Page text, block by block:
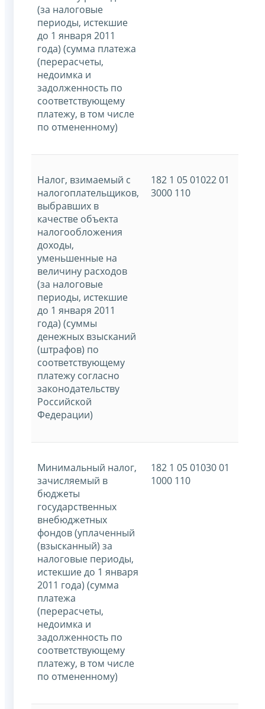
(за налоговые
периоды, истекшие
до 1 января 2011
года) (сумма платежа
(перерасчеты,
недоимка и
задолженность по
соответствующему
платежу, в том числе
по отмененному)
Налог, взимаемый с
налогоплательщиков,
выбравших в
качестве объекта
налогообложения
доходы,
уменьшенные на
величину расходов
(за налоговые
периоды, истекшие
до 1 января 2011
года) (суммы
денежных взысканий
(штрафов) по
соответствующему
платежу согласно
законодательству
Российской
Федерации)
182 1 05 01022 01
3000 110
Минимальный налог,
зачисляемый в
бюджеты
государственных
внебюджетных
фондов (уплаченный
(взысканный) за
налоговые периоды,
истекшие до 1 января
2011 года) (сумма
платежа
(перерасчеты,
недоимка и
задолженность по
соответствующему
платежу, в том числе
по отмененному)
182 1 05 01030 01
1000 110